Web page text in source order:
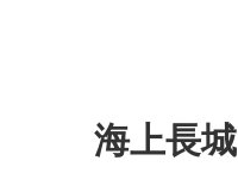
海上長城